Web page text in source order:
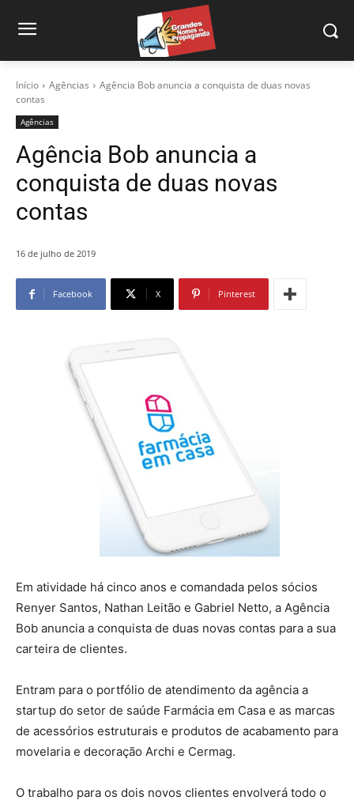
Início Agências
Agência Bob anuncia a conquista de duas novas
contas
Agências
Agência Bob anuncia a
conquista de duas novas
contas
16 de julho de 2019
Facebook X Pinterest
Em atividade há cinco anos e comandada pelos sócios
Renyer Santos, Nathan Leitão e Gabriel Netto, a Agência
Bob anuncia a conquista de duas novas contas para a sua
carteira de clientes.
Entram para o portfólio de atendimento da agência a
startup do setor de saúde Farmácia em Casa e as marcas
de acessórios estruturais e produtos de acabamento para
movelaria e decoração Archi e Cermag.
O trabalho para os dois novos clientes envolverá todo o